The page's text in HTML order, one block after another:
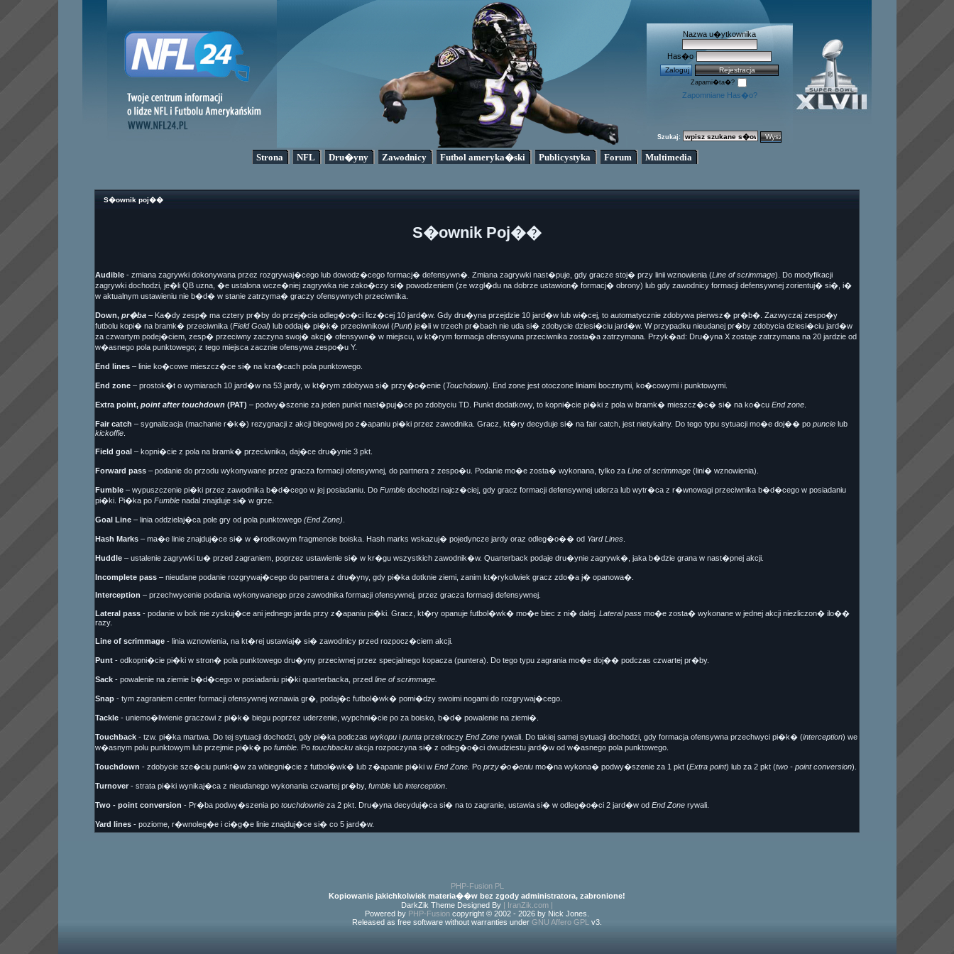
Nazwa u�ytkownika
Has�o
Zapami�ta�?
Zapomniane Has�o?
Szukaj:
Strona NFL Dru�yny Zawodnicy Futbol ameryka�ski Publicystyka Forum Multimedia
S�ownik poj��
S�ownik Poj��
Audible - zmiana zagrywki dokonywana przez rozgrywaj�cego lub dowodz�cego formacj� defensywn�. Zmiana zagrywki nast�puje, gdy gracze stoj� przy linii wznowienia (Line of scrimmage). Do modyfikacji
zagrywki dochodzi, je�li QB uzna, �e ustalona wcze�niej zagrywka nie zako�czy si� powodzeniem (ze wzgl�du na dobrze ustawion� formacj� obrony) lub gdy zawodnicy formacji defensywnej zorientuj� si�, i�
w aktualnym ustawieniu nie b�d� w stanie zatrzyma� graczy ofensywnych przeciwnika.
Down, pr�ba – Ka�dy zesp� ma cztery pr�by do przej�cia odleg�o�ci licz�cej 10 jard�w. Gdy dru�yna przejdzie 10 jard�w lub wi�cej, to automatycznie zdobywa pierwsz� pr�b�. Zazwyczaj zespo�y
futbolu kopi� na bramk� przeciwnika (Field Goal) lub oddaj� pi�k� przeciwnikowi (Punt) je�li w trzech pr�bach nie uda si� zdobycie dziesi�ciu jard�w. W przypadku nieudanej pr�by zdobycia dziesi�ciu jard�w
za czwartym podej�ciem, zesp� przeciwny zaczyna swoj� akcj� ofensywn� w miejscu, w kt�rym formacja ofensywna przeciwnika zosta�a zatrzymana. Przyk�ad: Dru�yna X zostaje zatrzymana na 20 jardzie od
w�asnego pola punktowego; z tego miejsca zacznie ofensywa zespo�u Y.
End lines – linie ko�cowe mieszcz�ce si� na kra�cach pola punktowego.
End zone – prostok�t o wymiarach 10 jard�w na 53 jardy, w kt�rym zdobywa si� przy�o�enie (Touchdown). End zone jest otoczone liniami bocznymi, ko�cowymi i punktowymi.
Extra point, point after touchdown (PAT) – podwy�szenie za jeden punkt nast�puj�ce po zdobyciu TD. Punkt dodatkowy, to kopni�cie pi�ki z pola w bramk� mieszcz�c� si� na ko�cu End zone.
Fair catch – sygnalizacja (machanie r�k�) rezygnacji z akcji biegowej po z�apaniu pi�ki przez zawodnika. Gracz, kt�ry decyduje si� na fair catch, jest nietykalny. Do tego typu sytuacji mo�e doj�� po puncie lub
kickoffie.
Field goal – kopni�cie z pola na bramk� przeciwnika, daj�ce dru�ynie 3 pkt.
Forward pass – podanie do przodu wykonywane przez gracza formacji ofensywnej, do partnera z zespo�u. Podanie mo�e zosta� wykonana, tylko za Line of scrimmage (lini� wznowienia).
Fumble – wypuszczenie pi�ki przez zawodnika b�d�cego w jej posiadaniu. Do Fumble dochodzi najcz�ciej, gdy gracz formacji defensywnej uderza lub wytr�ca z r�wnowagi przeciwnika b�d�cego w posiadaniu
pi�ki. Pi�ka po Fumble nadal znajduje si� w grze.
Goal Line – linia oddzielaj�ca pole gry od pola punktowego (End Zone).
Hash Marks – ma�e linie znajduj�ce si� w �rodkowym fragmencie boiska. Hash marks wskazuj� pojedyncze jardy oraz odleg�o�� od Yard Lines.
Huddle – ustalenie zagrywki tu� przed zagraniem, poprzez ustawienie si� w kr�gu wszystkich zawodnik�w. Quarterback podaje dru�ynie zagrywk�, jaka b�dzie grana w nast�pnej akcji.
Incomplete pass – nieudane podanie rozgrywaj�cego do partnera z dru�yny, gdy pi�ka dotknie ziemi, zanim kt�rykolwiek gracz zdo�a j� opanowa�.
Interception – przechwycenie podania wykonywanego prze zawodnika formacji ofensywnej, przez gracza formacji defensywnej.
Lateral pass - podanie w bok nie zyskuj�ce ani jednego jarda przy z�apaniu pi�ki. Gracz, kt�ry opanuje futbol�wk� mo�e biec z ni� dalej. Lateral pass mo�e zosta� wykonane w jednej akcji niezliczon� ilo��
razy.
Line of scrimmage - linia wznowienia, na kt�rej ustawiaj� si� zawodnicy przed rozpocz�ciem akcji.
Punt - odkopni�cie pi�ki w stron� pola punktowego dru�yny przeciwnej przez specjalnego kopacza (puntera). Do tego typu zagrania mo�e doj�� podczas czwartej pr�by.
Sack - powalenie na ziemie b�d�cego w posiadaniu pi�ki quarterbacka, przed line of scrimmage.
Snap - tym zagraniem center formacji ofensywnej wznawia gr�, podaj�c futbol�wk� pomi�dzy swoimi nogami do rozgrywaj�cego.
Tackle - uniemo�liwienie graczowi z pi�k� biegu poprzez uderzenie, wypchni�cie po za boisko, b�d� powalenie na ziemi�.
Touchback - tzw. pi�ka martwa. Do tej sytuacji dochodzi, gdy pi�ka podczas wykopu i punta przekroczy End Zone rywali. Do takiej samej sytuacji dochodzi, gdy formacja ofensywna przechwyci pi�k� (interception) we
w�asnym polu punktowym lub przejmie pi�k� po fumble. Po touchbacku akcja rozpoczyna si� z odleg�o�ci dwudziestu jard�w od w�asnego pola punktowego.
Touchdown - zdobycie sze�ciu punkt�w za wbiegni�cie z futbol�wk� lub z�apanie pi�ki w End Zone. Po przy�o�eniu mo�na wykona� podwy�szenie za 1 pkt (Extra point) lub za 2 pkt (two - point conversion).
Turnover - strata pi�ki wynikaj�ca z nieudanego wykonania czwartej pr�by, fumble lub interception.
Two - point conversion - Pr�ba podwy�szenia po touchdownie za 2 pkt. Dru�yna decyduj�ca si� na to zagranie, ustawia si� w odleg�o�ci 2 jard�w od End Zone rywali.
Yard lines - poziome, r�wnoleg�e i ci�g�e linie znajduj�ce si� co 5 jard�w.
PHP-Fusion PL
Kopiowanie jakichkolwiek materia��w bez zgody administratora, zabronione!
DarkZik Theme Designed By | IranZik.com |
Powered by PHP-Fusion copyright © 2002 - 2026 by Nick Jones.
Released as free software without warranties under GNU Affero GPL v3.